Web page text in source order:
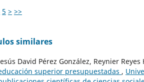
5 > >>
similares
David Pérez González, Reynier
superior presupuestadas ,